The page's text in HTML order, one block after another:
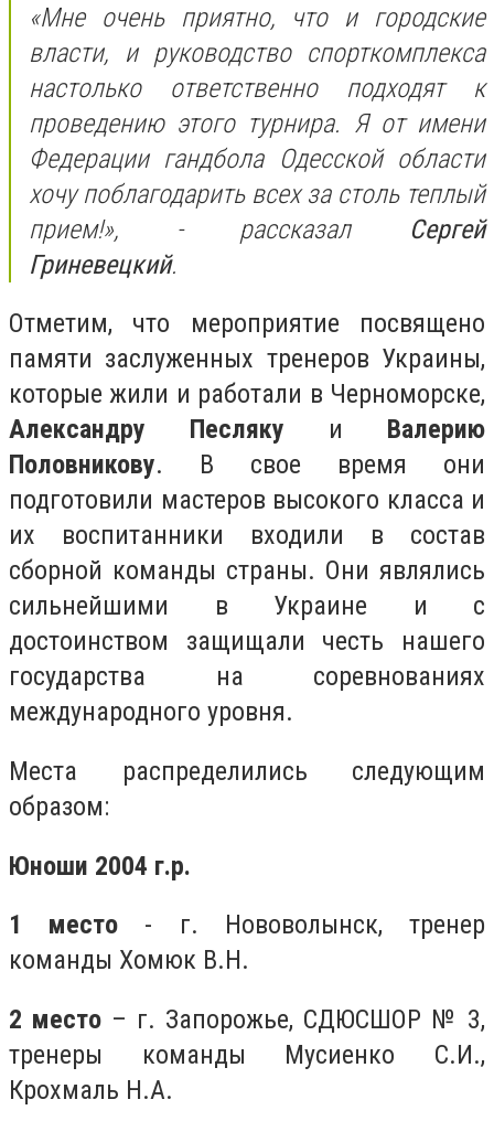
«Мне очень приятно, что и городские
власти, и руководство спорткомплекса
настолько ответственно подходят к
проведению этого турнира. Я от имени
Федерации гандбола Одесской области
хочу поблагодарить всех за столь теплый
прием!», - рассказалСергей
Гриневецкий.
Отметим, что мероприятие посвящено
памяти заслуженных тренеров Украины,
которые жили и работали в Черноморске,
Александру Песляку и Валерию
Половникову. В свое время они
подготовили мастеров высокого класса и
их воспитанники входили в состав
сборной команды страны. Они являлись
сильнейшими в Украине и с
достоинством защищали честь нашего
государства на соревнованиях
международного уровня.
Места распределились следующим
образом:
Юноши 2004 г.р.
1 место - г. Нововолынск, тренер
команды Хомюк В.Н.
2 место – г. Запорожье, СДЮСШОР № 3,
тренеры команды Мусиенко С.И.,
Крохмаль Н.А.